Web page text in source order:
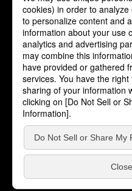
ABJマークは、この電子書店
テンツ使用許諾を得た正規
番号 第6091713号）です。
流通協議会］で検索してくだ
© Yuhikaku Publishing Co., Ltd.